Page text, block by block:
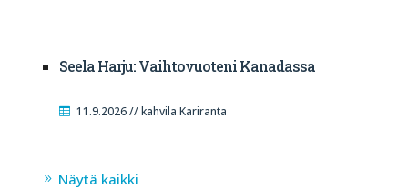
Seela Harju: Vaihtovuoteni Kanadassa
11.9.2026 // kahvila Kariranta
Näytä kaikki